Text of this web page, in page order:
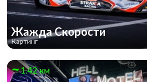
Жажда Скорости
Картинг
1.42 км